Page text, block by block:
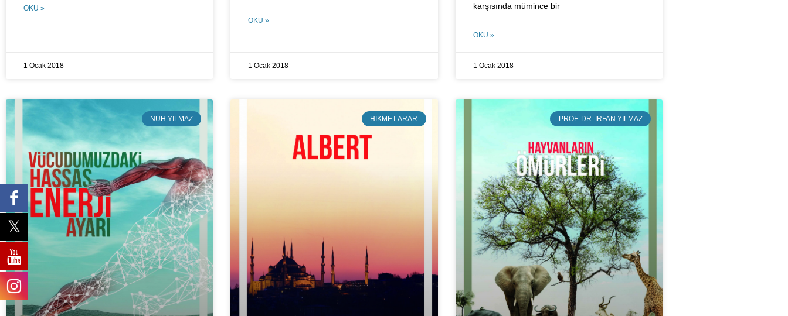
OKU »
1 Ocak 2018
OKU »
1 Ocak 2018
karşısında mümince bir
OKU »
1 Ocak 2018
NUH YILMAZ HIKMET ARAR PROF. DR. İRFAN YILMAZ